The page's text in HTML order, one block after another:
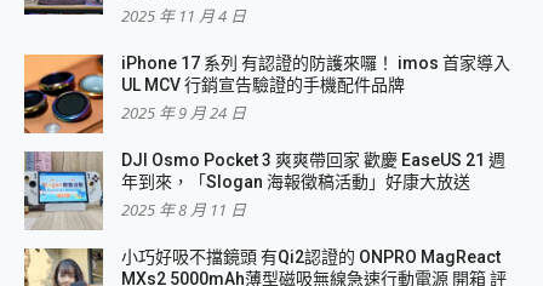
2025 年 11 月 4 日
iPhone 17 系列 有認證的防護來囉！ imos 首家導入
UL MCV 行銷宣告驗證的手機配件品牌
2025 年 9 月 24 日
DJI Osmo Pocket 3 爽爽帶回家 歡慶 EaseUS 21 週
年到來，「Slogan 海報徵稿活動」好康大放送
2025 年 8 月 11 日
小巧好吸不擋鏡頭 有Qi2認證的 ONPRO MagReact
MXs2 5000mAh薄型磁吸無線急速行動電源 開箱 評